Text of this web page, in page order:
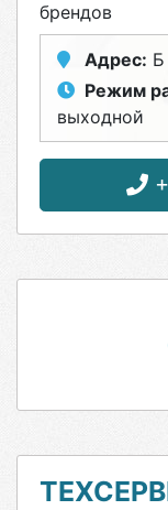
брендов
Адрес: Б
Режим
выходной